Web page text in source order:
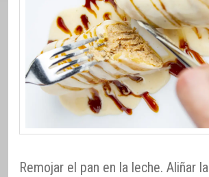
Remojar el pan en la leche. Aliñar la